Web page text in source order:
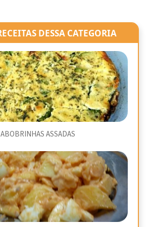
DESSA CATEGORIA
ABOBRINHAS ASSADAS